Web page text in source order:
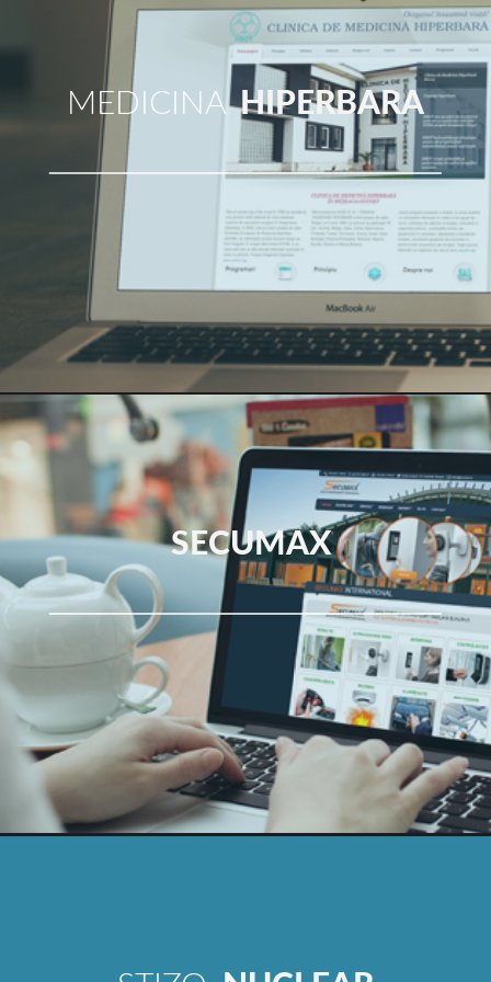
MEDICINA HIPERBARA
SECUMAX